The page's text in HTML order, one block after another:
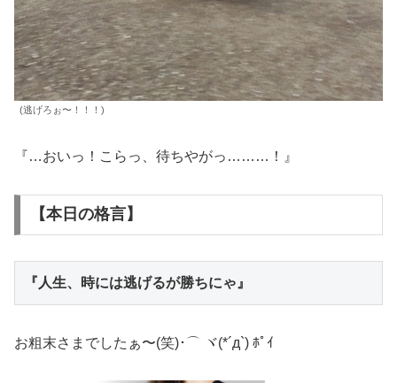
(逃げろぉ〜！！！)
『…おいっ！こらっ、待ちやがっ………！』
【本日の格言】
『人生、時には逃げるが勝ちにゃ』
お粗末さまでしたぁ〜(笑)･⌒ ヾ(*´д`) ﾎﾟｲ